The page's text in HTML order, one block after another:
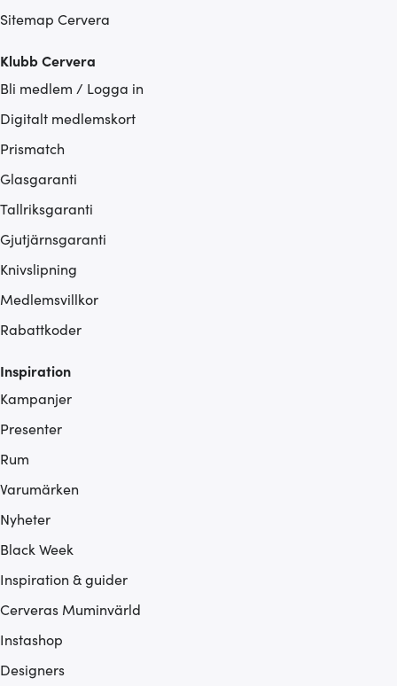
Sitemap Cervera
Klubb Cervera
Bli medlem / Logga in
Digitalt medlemskort
Prismatch
Glasgaranti
Tallriksgaranti
Gjutjärnsgaranti
Knivslipning
Medlemsvillkor
Rabattkoder
Inspiration
Kampanjer
Presenter
Rum
Varumärken
Nyheter
Black Week
Inspiration & guider
Cerveras Muminvärld
Instashop
Designers